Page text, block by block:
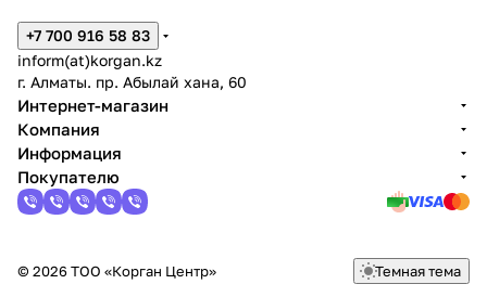
+7 700 916 58 83
inform(at)korgan.kz
г. Алматы. пр. Абылай хана, 60
Интернет-магазин
Компания
Информация
Покупателю
© 2026 ТОО «Корган Центр» Темная тема